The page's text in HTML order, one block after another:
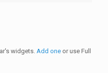
widgets. Add oneor use Full